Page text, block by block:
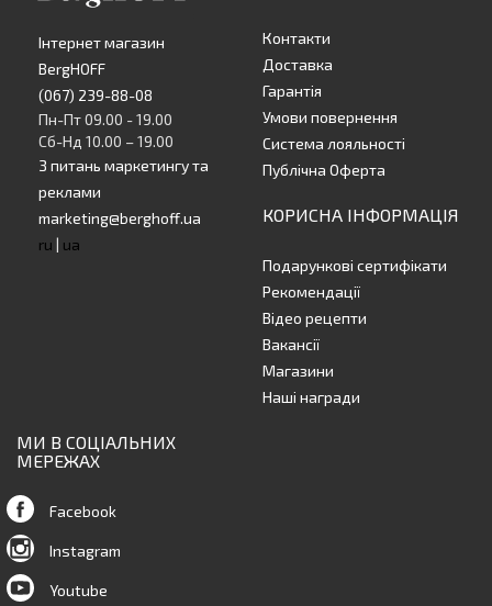
Інтернет магазин
BergHOFF
(067) 239-88-08
Пн-Пт 09.00 - 19.00
Сб-Нд 10.00 – 19.00
З питань маркетингу та
реклами
marketing@berghoff.ua
ru | ua
Контакти
Доставка
Гарантія
Умови повернення
Система лояльності
Публічна Оферта
КОРИСНА ІНФОРМАЦІЯ
Подарункові сертифікати
Рекомендації
Відео рецепти
Вакансії
Магазини
Наші награди
МИ В СОЦІАЛЬНИХ
МЕРЕЖАХ
Facebook
Instagram
Youtube